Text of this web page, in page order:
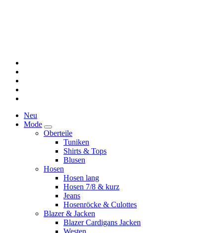
Neu
Mode
Oberteile
Tuniken
Shirts & Tops
Blusen
Hosen
Hosen lang
Hosen 7/8 & kurz
Jeans
Hosenröcke & Culottes
Blazer & Jacken
Blazer Cardigans Jacken
Westen